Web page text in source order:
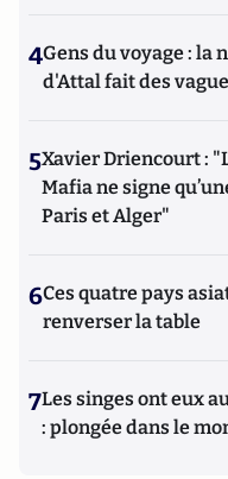
4Gens du voyage :
d'Attal fait des
5Xavier Driencourt :
Mafia ne signe
Paris et Alger"
6Ces quatre pays
renverser la table
7Les singes ont eux
: plongée dans le